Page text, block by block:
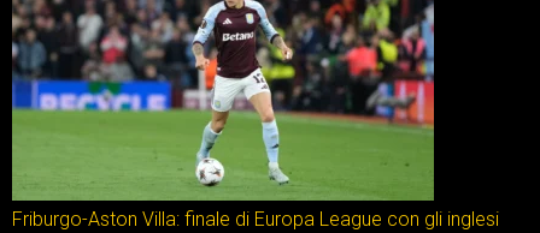
Friburgo-Aston Villa: finale di Europa League con gli inglesi